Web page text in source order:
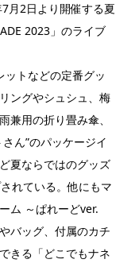
月2日より開催する夏
2023」のライブ
トなどの定番グッ
ングやシュシュ、梅
兼用の折り畳み傘、
ん”のパッケージイ
夏ならではのグッズ
れている。他にもマ
ム ～ぱれーどver.
バッグ、付属のカチ
きる「どこでもナネ